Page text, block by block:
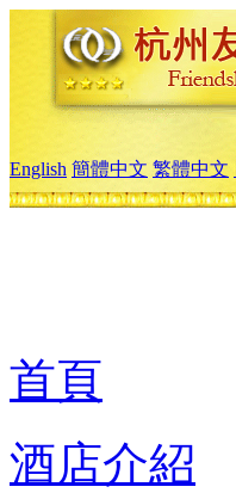
English 簡體中文 繁體中文
首頁
酒店介紹